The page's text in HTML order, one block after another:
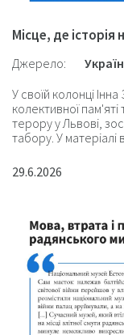
Місце, де історія
Джерело:
У своїй колонці
колективної пам'яті
терору у Львові,
табору. У матеріалі
плані меморіалізації.
29.6.2026